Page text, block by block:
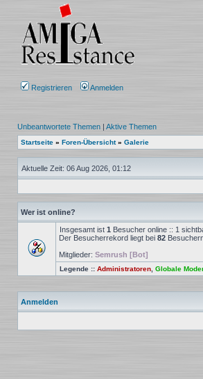
Registrieren Anmelden
Unbeantwortete Themen | Aktive Themen
Startseite » Foren-Übersicht» Galerie
Aktuelle Zeit: 06 Aug 2026, 01:12
Wer ist online?
Insgesamt ist 1 Besucher online :: 1
Der Besucherrekord liegt bei 82
Mitglieder: Semrush [Bot]
Legende :: Administratoren Globale
Anmelden